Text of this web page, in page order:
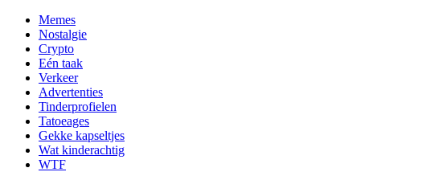
Memes
Nostalgie
Crypto
Eén taak
Verkeer
Advertenties
Tinderprofielen
Tatoeages
Gekke kapseltjes
Wat kinderachtig
WTF